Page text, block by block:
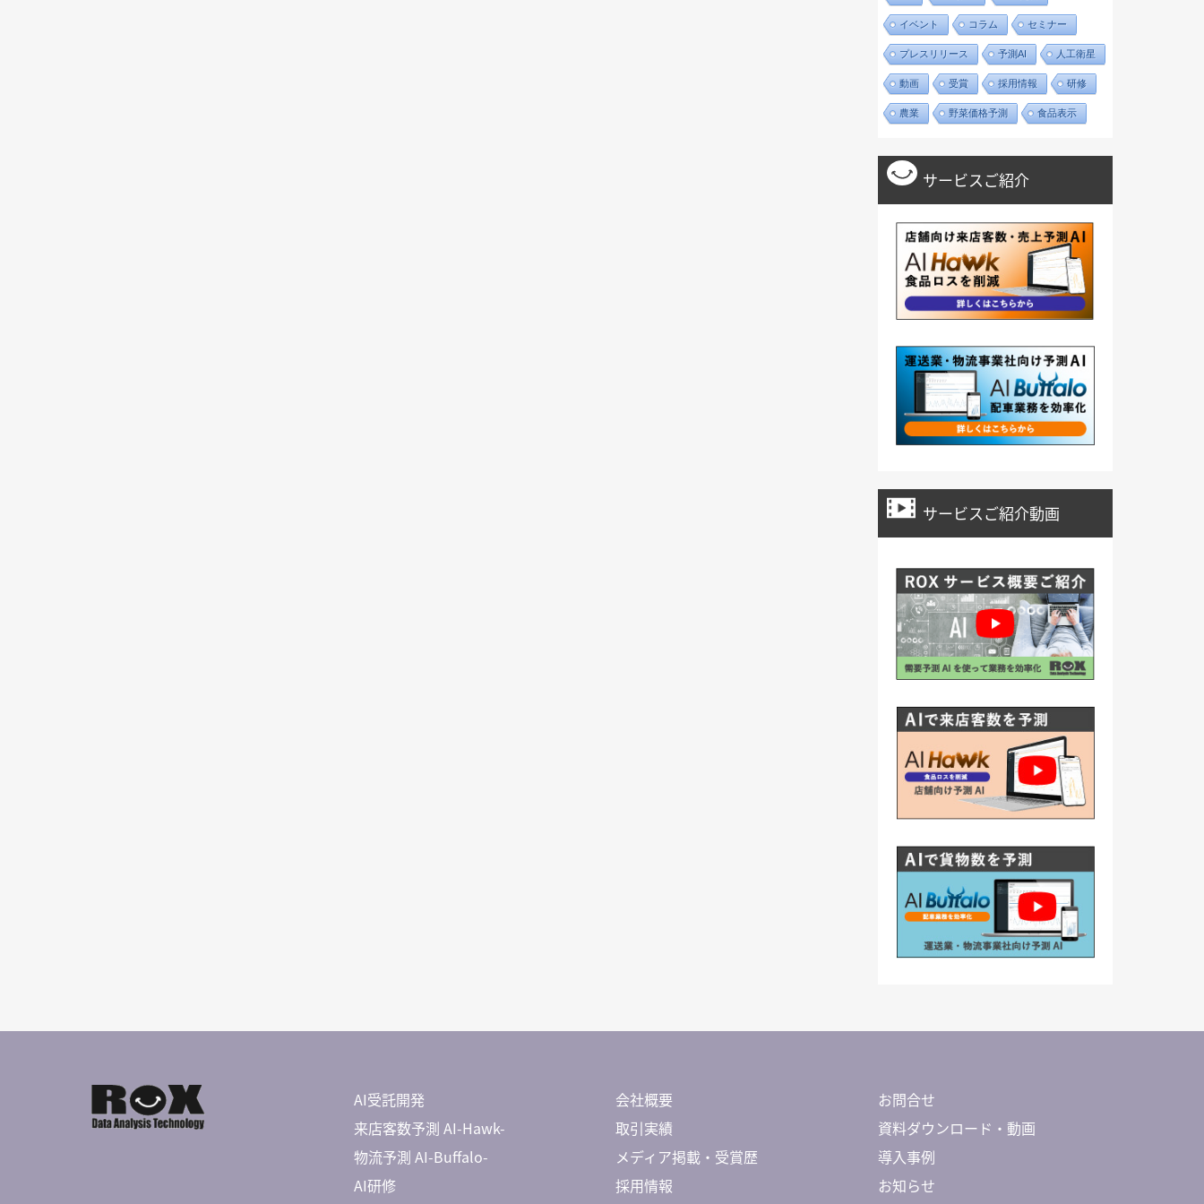
イベント コラム セミナー
プレスリリース 予測AI 人工衛星
動画 受賞 採用情報 研修
農業 野菜価格予測 食品表示
サービスご紹介
サービスご紹介動画
AI受託開発
来店客数予測 AI-Hawk-
物流予測 AI-Buffalo-
AI研修
会社概要
取引実績
メディア掲載・受賞歴
採用情報
お問合せ
資料ダウンロード・動画
導入事例
お知らせ